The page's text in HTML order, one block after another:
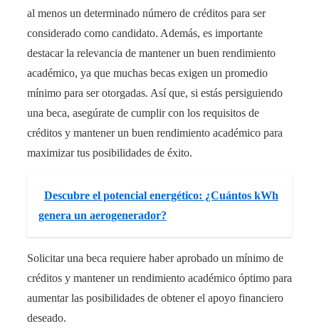
al menos un determinado número de créditos para ser
considerado como candidato. Además, es importante
destacar la relevancia de mantener un buen rendimiento
académico, ya que muchas becas exigen un promedio
mínimo para ser otorgadas. Así que, si estás persiguiendo
una beca, asegúrate de cumplir con los requisitos de
créditos y mantener un buen rendimiento académico para
maximizar tus posibilidades de éxito.
Descubre el potencial energético: ¿Cuántos kWh
genera un aerogenerador?
Solicitar una beca requiere haber aprobado un mínimo de
créditos y mantener un rendimiento académico óptimo para
aumentar las posibilidades de obtener el apoyo financiero
deseado.